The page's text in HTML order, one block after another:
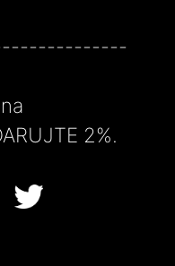
2%.